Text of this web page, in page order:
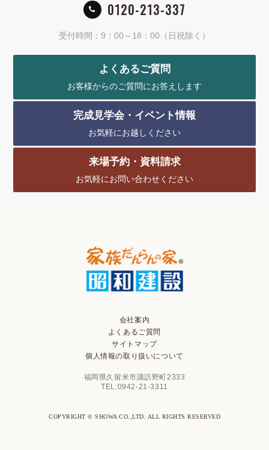
0120-213-337
受付時間：9：00～18：00（日祝除く）
よくあるご質問
お客様からのご質問にお答えします
完成見学会・イベント情報
お気軽にお越しください
来場予約・資料請求
お気軽にお問い合わせください
会社案内
よくあるご質問
サイトマップ
個人情報の取り扱いについて
福岡県久留米市諏訪野町2333
TEL:0942-21-3311
COPYRIGHT © SHOWA CO.,LTD. ALL RIGHTS RESERVED